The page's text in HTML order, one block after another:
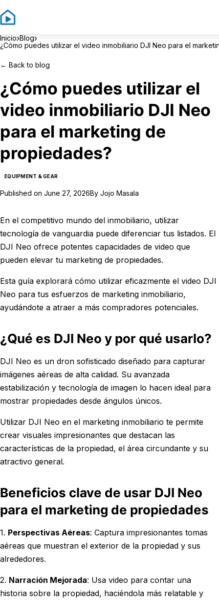
Inicio›Blog›
¿Cómo puedes utilizar el video inmobiliario DJI Neo para el
← Back to blog
¿Cómo puedes utilizar el
video inmobiliario DJI Neo
para el marketing de
propiedades?
EQUIPMENT & GEAR
Published on June 27, 2026By Jojo Masala
En el competitivo mundo del inmobiliario, utilizar
tecnología de vanguardia puede diferenciar tus listados. El
DJI Neo ofrece potentes capacidades de video que
pueden elevar tu marketing de propiedades.
Esta guía explorará cómo utilizar eficazmente el video DJI
Neo para tus esfuerzos de marketing inmobiliario,
ayudándote a atraer a más compradores potenciales.
¿Qué es DJI Neo y por qué usarlo?
DJI Neo es un dron sofisticado diseñado para capturar
imágenes aéreas de alta calidad. Su avanzada
estabilización y tecnología de imagen lo hacen ideal para
mostrar propiedades desde ángulos únicos.
Utilizar DJI Neo en el marketing inmobiliario te permite
crear visuales impresionantes que destacan las
características de la propiedad, el área circundante y su
atractivo general.
Beneficios clave de usar DJI Neo
para el marketing de propiedades
1. Perspectivas Aéreas: Captura impresionantes tomas
aéreas que muestran el exterior de la propiedad y sus
alrededores.
2. Narración Mejorada: Usa video para contar una
historia sobre la propiedad, haciéndola más relatable y